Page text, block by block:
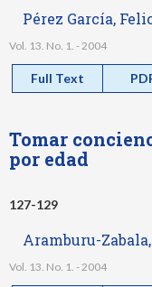
Pérez García,
Vol. 13. No. 1. - 2004
Full Text
Tomar
por edad
127-129
Aramburu-
Vol. 13. No. 1. - 2004